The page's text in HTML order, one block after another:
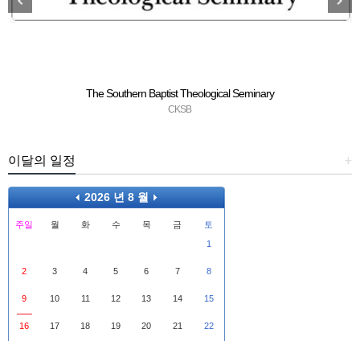
The Southern Baptist Theological Seminary
CKSB
+
이달의 일정
2026 년 8 월
주일 월 화 수 목 금
토
1
2 3 4 5 6 7 8
9 10 11 12 13 14 15
16 17 18 19 20 21 22